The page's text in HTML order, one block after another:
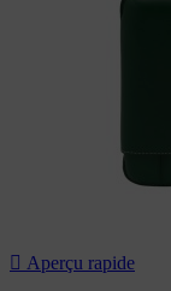
 Aperçu rapide